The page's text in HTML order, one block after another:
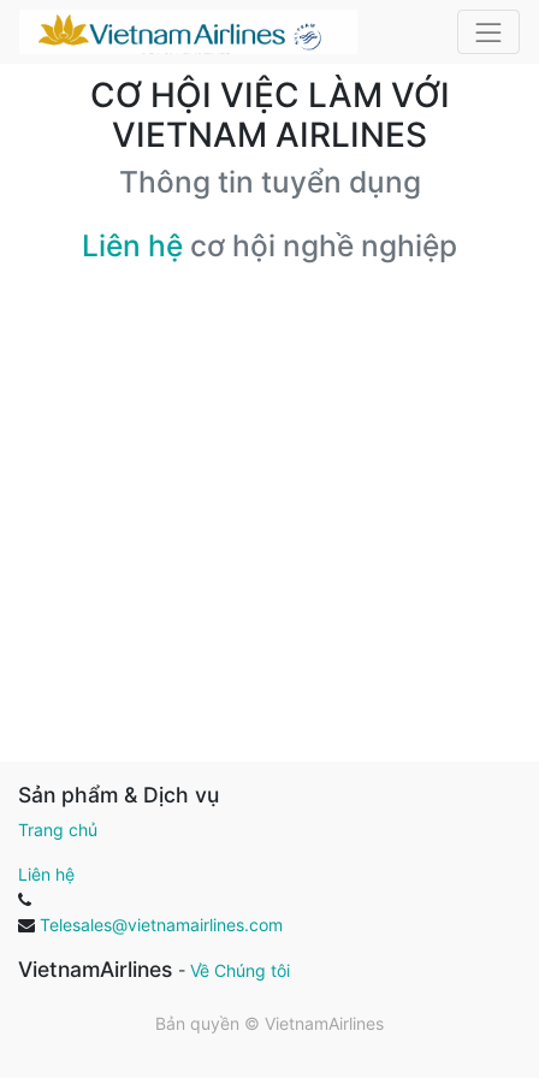
CƠ HỘI VIỆC LÀM VỚI
VIETNAM AIRLINES
Thông tin tuyển dụng
Liên hệ cơ hội nghề nghiệp
Sản phẩm & Dịch vụ
Trang chủ
Liên hệ
Telesales@vietnamairlines.com
VietnamAirlines - Về Chúng tôi
Bản quyền © VietnamAirlines